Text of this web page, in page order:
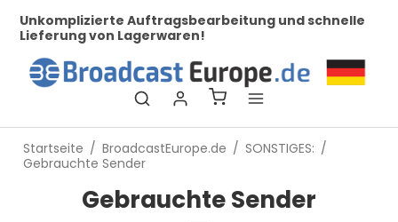
Unkomplizierte Auftragsbearbeitung und schnelle
Lieferung von Lagerwaren!
Startseite / BroadcastEurope.de / SONSTIGES: /
Gebrauchte Sender
Gebrauchte Sender